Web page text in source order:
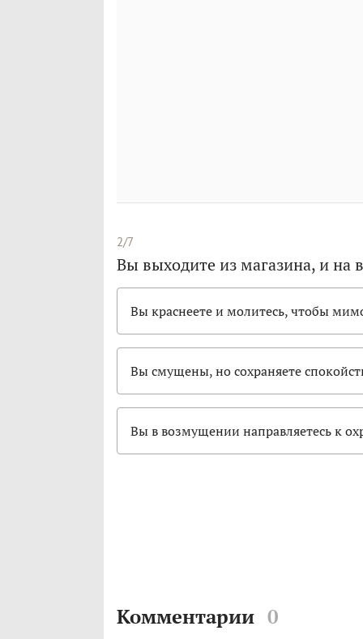
2/7
Вы выходите из магазина, и на
Вы краснеете и молитесь, чтобы
Вы смущены, но сохраняете
Вы в возмущении направляетесь к
Комментарии 0